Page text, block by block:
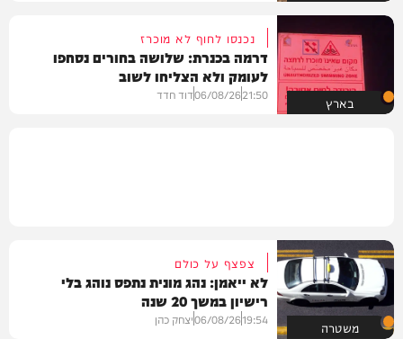
בארץ
נכנסו לחוף לא מוכרז
דרמה בכנרת: שלושה בחורים נסחפו
לעומק ולא הצליחו לשוב
21:50
06/08/26דוד חדד
משטרה
צפצף על כולם
לא ייאמן: נהג מונית נתפס נוהג בלי
רישיון במשך 20 שנה
19:54
06/08/26יצחק כהן